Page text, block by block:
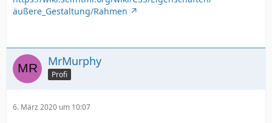
äußere_Gestaltung/Rahmen
MrMurphy
Profi
6. März 2020 um 10:07